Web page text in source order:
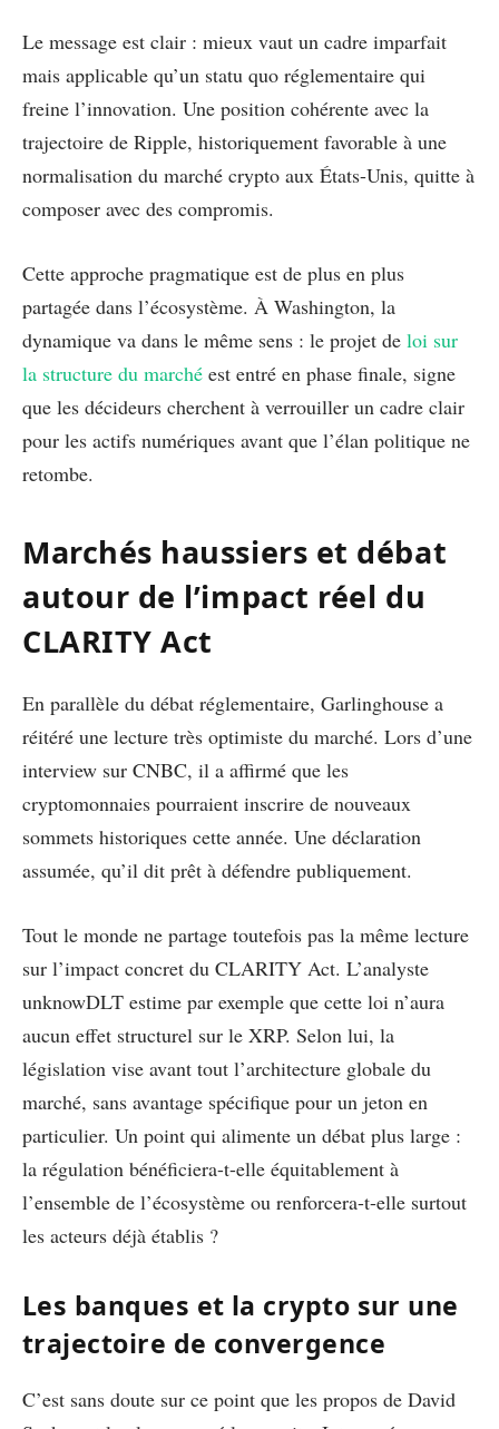
Le message est clair : mieux vaut un cadre imparfait
mais applicable qu’un statu quo réglementaire qui
freine l’innovation. Une position cohérente avec la
trajectoire de Ripple, historiquement favorable à une
normalisation du marché crypto aux États-Unis, quitte à
composer avec des compromis.
Cette approche pragmatique est de plus en plus
partagée dans l’écosystème. À Washington, la
dynamique va dans le même sens : le projet de loi sur
la structure du marché est entré en phase finale, signe
que les décideurs cherchent à verrouiller un cadre clair
pour les actifs numériques avant que l’élan politique ne
retombe.
Marchés haussiers et débat
autour de l’impact réel du
CLARITY Act
En parallèle du débat réglementaire, Garlinghouse a
réitéré une lecture très optimiste du marché. Lors d’une
interview sur CNBC, il a affirmé que les
cryptomonnaies pourraient inscrire de nouveaux
sommets historiques cette année. Une déclaration
assumée, qu’il dit prêt à défendre publiquement.
Tout le monde ne partage toutefois pas la même lecture
sur l’impact concret du CLARITY Act. L’analyste
unknowDLT estime par exemple que cette loi n’aura
aucun effet structurel sur le XRP. Selon lui, la
législation vise avant tout l’architecture globale du
marché, sans avantage spécifique pour un jeton en
particulier. Un point qui alimente un débat plus large :
la régulation bénéficiera-t-elle équitablement à
l’ensemble de l’écosystème ou renforcera-t-elle surtout
les acteurs déjà établis ?
Les banques et la crypto sur une
trajectoire de convergence
C’est sans doute sur ce point que les propos de David